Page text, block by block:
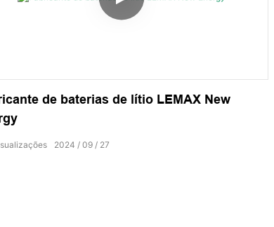
de baterias de lítio LEMAX New
2024 09 27